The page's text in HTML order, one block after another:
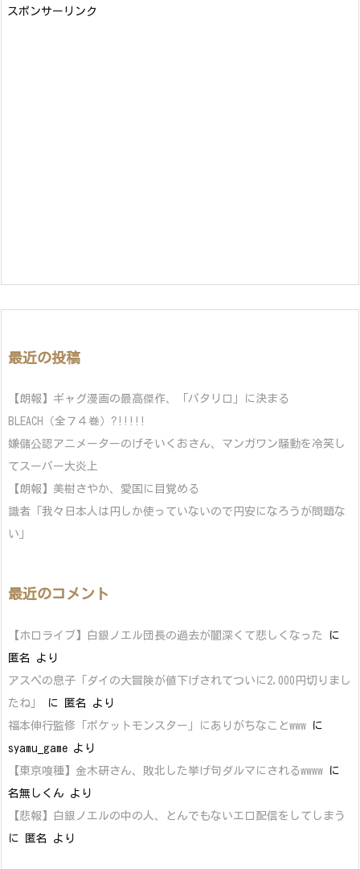
スポンサーリンク
最近の投稿
【朗報】ギャグ漫画の最高傑作、「パタリロ」に決まる
BLEACH（全７４巻）?!!!!!
嫌儲公認アニメーターのげそいくおさん、マンガワン騒動を冷笑し
てスーパー大炎上
【朗報】美樹さやか、愛国に目覚める
識者「我々日本人は円しか使っていないので円安になろうが問題な
い」
最近のコメント
【ホロライブ】白銀ノエル団長の過去が闇深くて悲しくなった
に
匿名
より
アスペの息子「ダイの大冒険が値下げされてついに2,000円切りまし
たね」
に 匿名
より
福本伸行監修「ポケットモンスター」にありがちなことwww に
syamu_game より
【東京喰種】金木研さん、敗北した挙げ句ダルマにされるwwww に
名無しくん より
【悲報】白銀ノエルの中の人、とんでもないエロ配信をしてしまう
に
匿名 より